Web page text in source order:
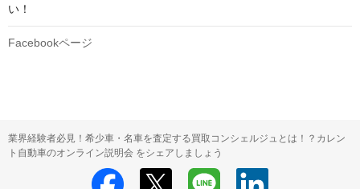
い！
Facebookページ
業界経験者必見！希少車・名車を査定する買取コンシェルジュとは！？カレン
ト自動車のオンライン説明会 をシェアしましょう